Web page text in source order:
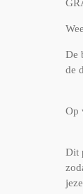
De
de
Op
Dit